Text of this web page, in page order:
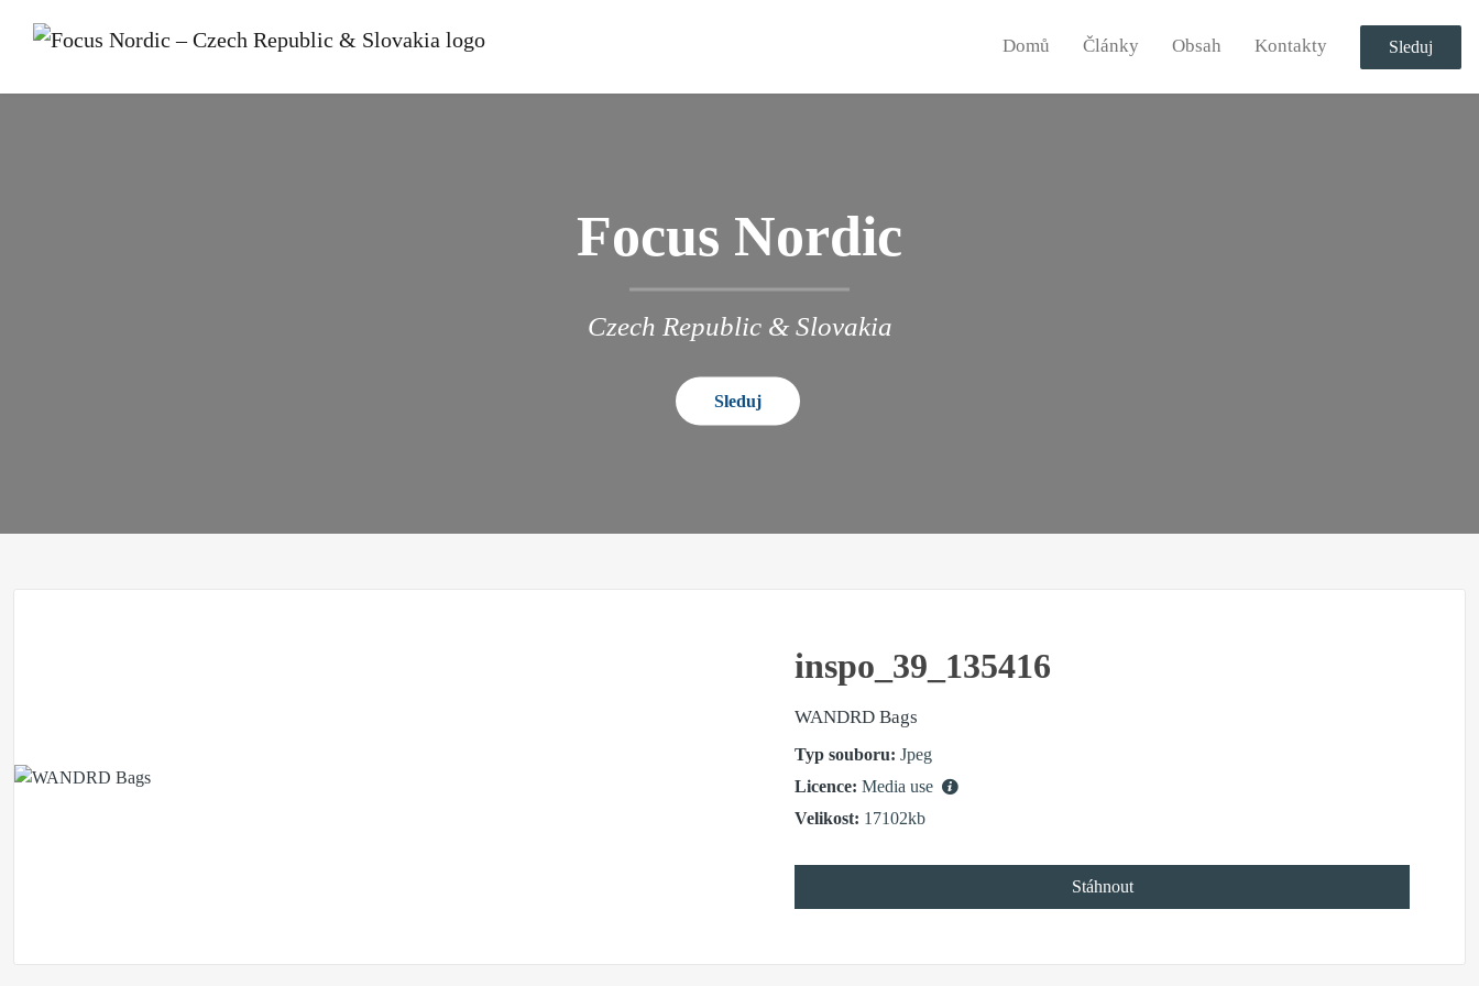
Domů Články Obsah Kontakty Sleduj
Focus Nordic
Czech Republic & Slovakia
Sleduj
inspo_39_135416
WANDRD Bags
Typ souboru: Jpeg
Licence: Media use
Velikost: 17102kb
Stáhnout